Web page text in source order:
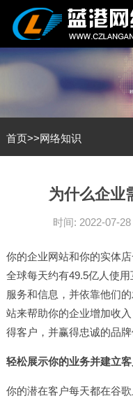
首页>>网络知识
为什么企业
时间: 2022-07-28
你的企业网站和你的实体
全球每天约有49.5亿人使用
服务和信息，并依靠他们
站来帮助你的企业增加收
得客户，并赢得忠诚的品牌
轻松展示你的业务并建立
你的潜在客户每天都在谷